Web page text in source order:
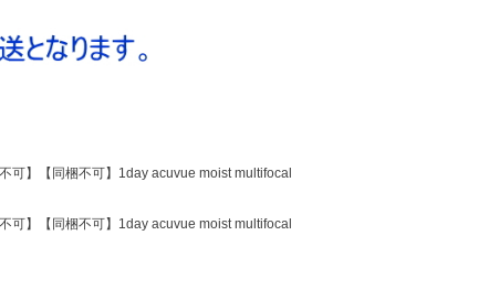
可】【同梱不可】1day acuvue moist multifocal
可】【同梱不可】1day acuvue moist multifocal